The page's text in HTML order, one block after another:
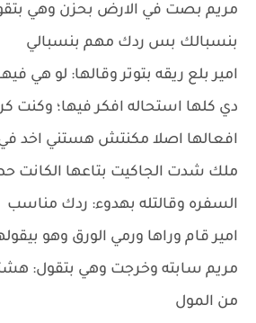
مريم بصت في الارض بحزن وهي
بنسبالك بس ردك مهم بنسبالي
امير بلع ريقه بتوتر وقالها: لو هي
دي كلها استحاله افكر فيها؛ وكنت
افعالها اصلا مكنتش هستني اخد
ملك شدت الجاكيت بتاعها الكانت
السفره وقالتله بهدوء: ردك مناسب
امير قام وراها ورمي الورق وهو
مريم سابته وخرجت وهي بتقول:
من المول